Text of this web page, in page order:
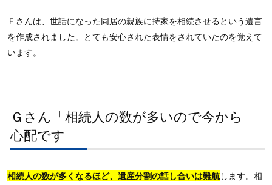
Ｆさんは、世話になった同居の親族に持家を相続させるという遺言
を作成されました。とても安心された表情をされていたのを覚えて
います。
Ｇさん「相続人の数が多いので今から
心配です」
相続人の数が多くなるほど、遺産分割の話し合いは難航します。相